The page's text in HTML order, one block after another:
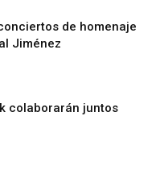
de homenaje
Jiménez
colaborarán juntos